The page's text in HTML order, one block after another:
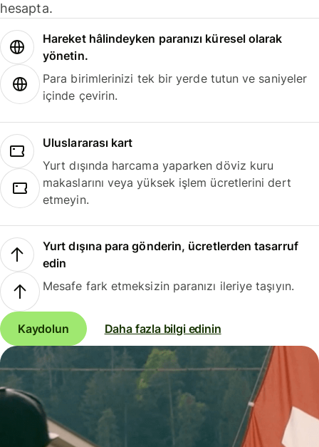
hesapta.
Hareket hâlindeyken paranızı küresel olarak
yönetin.
Para birimlerinizi tek bir yerde tutun ve saniyeler
içinde çevirin.
Uluslararası kart
Yurt dışında harcama yaparken döviz kuru
makaslarını veya yüksek işlem ücretlerini dert
etmeyin.
Yurt dışına para gönderin, ücretlerden tasarruf
edin
Mesafe fark etmeksizin paranızı ileriye taşıyın.
Kaydolun Daha fazla bilgi edinin